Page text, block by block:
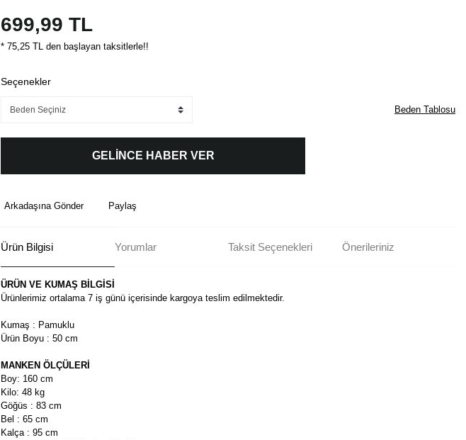
699,99 TL
* 75,25 TL den başlayan taksitlerle!!
Seçenekler
Beden Tablosu
GELİNCE HABER VER
Arkadaşına Gönder Paylaş
Ürün Bilgisi Yorumlar Taksit Seçenekleri Önerileriniz
ÜRÜN VE KUMAŞ BİLGİSİ
Ürünlerimiz ortalama 7 iş günü içerisinde kargoya teslim edilmektedir.
Kumaş : Pamuklu
Ürün Boyu : 50 cm
MANKEN ÖLÇÜLERİ
Boy: 160 cm
Kilo: 48 kg
Göğüs : 83 cm
Bel : 65 cm
Kalça : 95 cm